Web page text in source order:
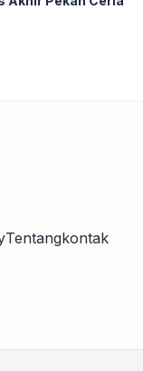
Tentangkontak